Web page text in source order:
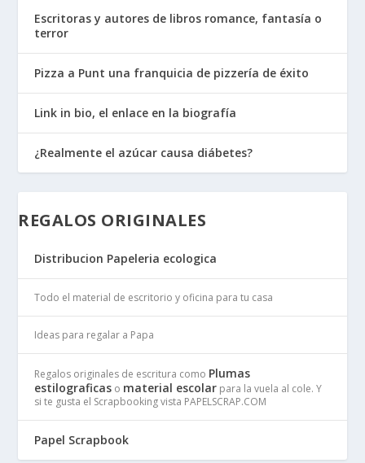
Escritoras y autores de libros romance, fantasía o
terror
Pizza a Punt una franquicia de pizzería de éxito
Link in bio, el enlace en la biografía
¿Realmente el azúcar causa diábetes?
REGALOS ORIGINALES
Distribucion Papeleria ecologica
Todo el material de escritorio y oficina para tu casa
Ideas para regalar a Papa
Regalos originales de escritura como Plumas
estilograficas o material escolar para la vuela al cole. Y
si te gusta el Scrapbooking vista PAPELSCRAP.COM
Papel Scrapbook